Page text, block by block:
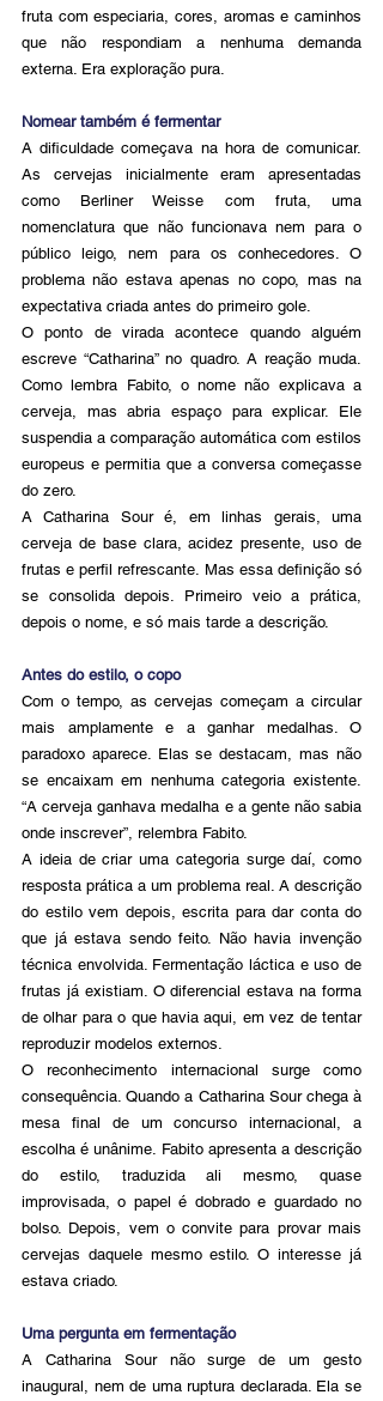
fruta com especiaria, cores, aromas e caminhos
que não respondiam a nenhuma demanda
externa. Era exploração pura.
Nomear também é fermentar
A dificuldade começava na hora de comunicar.
As cervejas inicialmente eram apresentadas
como Berliner Weisse com fruta, uma
nomenclatura que não funcionava nem para o
público leigo, nem para os conhecedores. O
problema não estava apenas no copo, mas na
expectativa criada antes do primeiro gole.
O ponto de virada acontece quando alguém
escreve “Catharina” no quadro. A reação muda.
Como lembra Fabito, o nome não explicava a
cerveja, mas abria espaço para explicar. Ele
suspendia a comparação automática com estilos
europeus e permitia que a conversa começasse
do zero.
A Catharina Sour é, em linhas gerais, uma
cerveja de base clara, acidez presente, uso de
frutas e perfil refrescante. Mas essa definição só
se consolida depois. Primeiro veio a prática,
depois o nome, e só mais tarde a descrição.
Antes do estilo, o copo
Com o tempo, as cervejas começam a circular
mais amplamente e a ganhar medalhas. O
paradoxo aparece. Elas se destacam, mas não
se encaixam em nenhuma categoria existente.
“A cerveja ganhava medalha e a gente não sabia
onde inscrever”, relembra Fabito.
A ideia de criar uma categoria surge daí, como
resposta prática a um problema real. A descrição
do estilo vem depois, escrita para dar conta do
que já estava sendo feito. Não havia invenção
técnica envolvida. Fermentação láctica e uso de
frutas já existiam. O diferencial estava na forma
de olhar para o que havia aqui, em vez de tentar
reproduzir modelos externos.
O reconhecimento internacional surge como
consequência. Quando a Catharina Sour chega à
mesa final de um concurso internacional, a
escolha é unânime. Fabito apresenta a descrição
do estilo, traduzida ali mesmo, quase
improvisada, o papel é dobrado e guardado no
bolso. Depois, vem o convite para provar mais
cervejas daquele mesmo estilo. O interesse já
estava criado.
Uma pergunta em fermentação
A Catharina Sour não surge de um gesto
inaugural, nem de uma ruptura declarada. Ela se